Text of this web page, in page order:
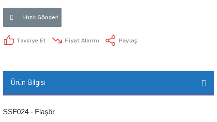
Hızlı Gönderi
Tavsiye Et Fiyat Alarmı Paylaş
Ürün Bilgisi
SSF024 - Flaşör